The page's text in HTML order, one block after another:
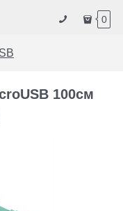
0
100cм